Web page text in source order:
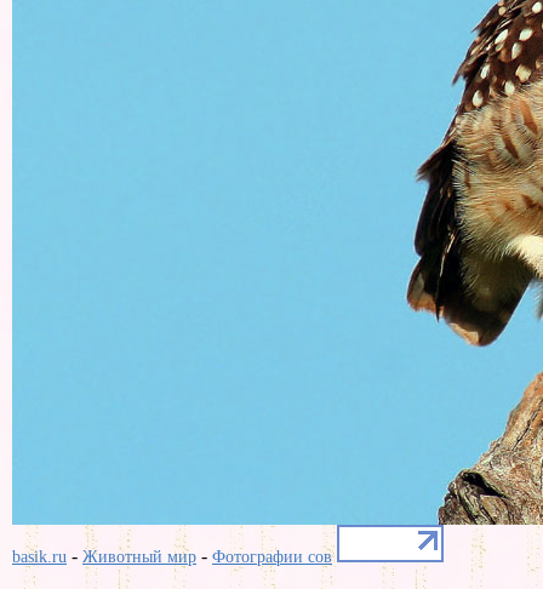
basik.ru - Животный мир - Фотографии сов